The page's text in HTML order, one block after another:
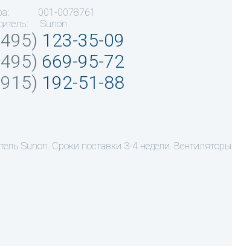
001-0078761
Sunon
123-35-09
669-95-72
192-51-88
Sunon. Сроки поставки 3-4 недели.